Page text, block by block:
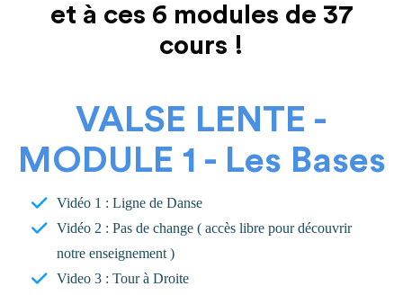
et à ces 6 modules de 37
cours !
VALSE LENTE -
MODULE 1 - Les Bases
Vidéo 1 : Ligne de Danse
Vidéo 2 : Pas de change ( accès libre pour découvrir
notre enseignement )
Video 3 : Tour à Droite